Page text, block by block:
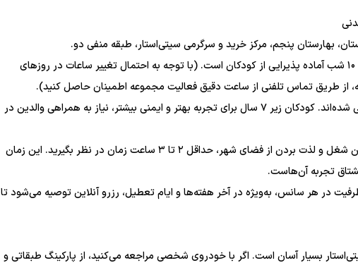
بهارستان پنجم، مرکز خرید و سرگرمی سیتی‌استار، طبقه منفی دو.
ساعت کاری: مجموعه همه‌روزه از ساعت ۱۰ صبح تا ۱۰ شب آماده پذیرایی از کودکان است. (با توجه به احتمال تغییر ساعات در روزهای
از طریق تماس تلفنی از ساعت دقیق فعالیت مجموعه اطمینان حاصل کنید).
گروه سنی: برنامه‌ها برای کودکان ۱ تا ۱۴ سال طراحی شده‌اند. کودکان زیر ۷ سال برای تجربه بهتر و ایمنی بیشتر، نیاز به همراهی والدین در
مدت زمان پیشنهادی برای بازدید: برای تجربه چندین شغل و لذت بردن از فضای شهر، حداقل ۲ تا ۳ ساعت زمان در نظر بگیرید. این زمان
تجربه آن‌هاست.
در هر سانس، به‌ویژه در آخر هفته‌ها و ایام تعطیل، رزرو آنلاین توصیه می‌شود تا
بسیار آسان است. اگر با خودروی شخصی مراجعه می‌کنید، از پارکینگ طبقاتی و